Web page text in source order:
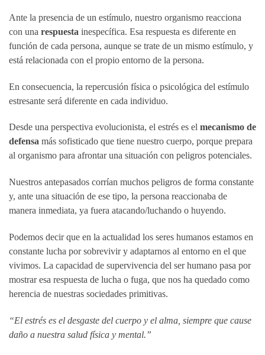
Ante la presencia de un estímulo, nuestro organismo reacciona
con una respuesta inespecífica. Esa respuesta es diferente en
función de cada persona, aunque se trate de un mismo estímulo, y
está relacionada con el propio entorno de la persona.
En consecuencia, la repercusión física o psicológica del estímulo
estresante será diferente en cada individuo.
Desde una perspectiva evolucionista, el estrés es el mecanismo de
defensa más sofisticado que tiene nuestro cuerpo, porque prepara
al organismo para afrontar una situación con peligros potenciales.
Nuestros antepasados corrían muchos peligros de forma constante
y, ante una situación de ese tipo, la persona reaccionaba de
manera inmediata, ya fuera atacando/luchando o huyendo.
Podemos decir que en la actualidad los seres humanos estamos en
constante lucha por sobrevivir y adaptarnos al entorno en el que
vivimos. La capacidad de supervivencia del ser humano pasa por
mostrar esa respuesta de lucha o fuga, que nos ha quedado como
herencia de nuestras sociedades primitivas.
“El estrés es el desgaste del cuerpo y el alma, siempre que cause
daño a nuestra salud física y mental.”